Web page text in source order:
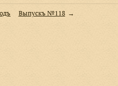
Выпускъ №118